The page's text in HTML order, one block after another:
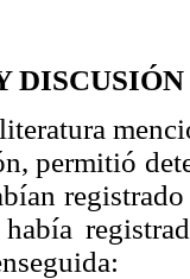
DISCUSIÓN
permitió